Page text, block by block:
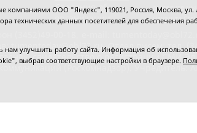
Сведения об
организации
выделите
нажмите
tumentoday@obl72.ru. Отдел писем: тел.
свидетельство о регистрации СМИ
(Роскомнадзор). Учредитель:
компаниями ООО "Яндекс", 119021, Россия, Москва,
технических данных посетителей для обеспечения
улучшить работу сайта. Информация об
выбрав соответствующие настройки в браузере.